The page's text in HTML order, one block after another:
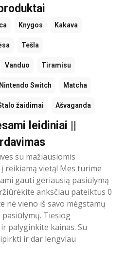
Knygos Kakava
Tešla
Vanduo Tiramisu
Nintendo Switch Matcha
žaidimai Ašvaganda
leidiniai ||
su mažiausiomis
reikiamą vietą! Mes turime
gauti geriausią pasiūlymą
anksčiau pateiktus 0
nė vieno iš savo mėgstamų
Tiesiog
palyginkite kainas. Su
ir dar lengviau